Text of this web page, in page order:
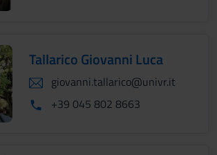
Tallarico Giovanni Luca
giovanni.tallarico@univr.it
+39 045 802 8663